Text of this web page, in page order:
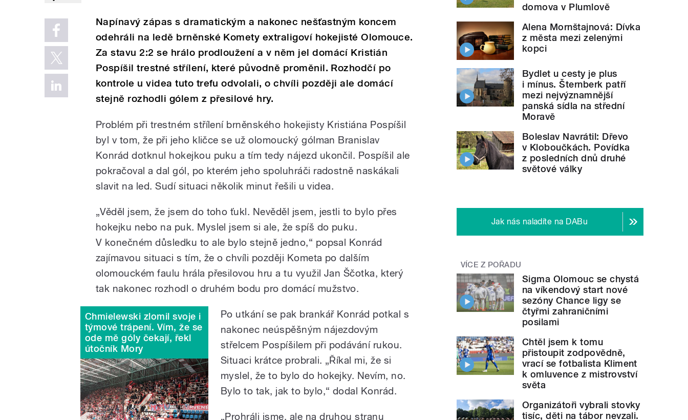
Napínavý zápas s dramatickým a nakonec nešťastným koncem
odehráli na ledě brněnské Komety extraligoví hokejisté Olomouce.
Za stavu 2:2 se hrálo prodloužení a v něm jel domácí Kristián
Pospíšil trestné střílení, které původně proměnil. Rozhodčí po
kontrole u videa tuto trefu odvolali, o chvíli později ale domácí
stejně rozhodli gólem z přesilové hry.
Problém při trestném střílení brněnského hokejisty Kristiána Pospíšil
byl v tom, že při jeho kličce se už olomoucký gólman Branislav
Konrád dotknul hokejkou puku a tím tedy nájezd ukončil. Pospíšil ale
pokračoval a dal gól, po kterém jeho spoluhráči radostně naskákali
slavit na led. Sudí situaci několik minut řešili u videa.
„Věděl jsem, že jsem do toho ťukl. Nevěděl jsem, jestli to bylo přes
hokejku nebo na puk. Myslel jsem si ale, že spíš do puku.
V konečném důsledku to ale bylo stejně jedno,“ popsal Konrád
zajímavou situaci s tím, že o chvíli později Kometa po dalším
olomouckém faulu hrála přesilovou hru a tu využil Jan Ščotka, který
tak nakonec rozhodl o druhém bodu pro domácí mužstvo.
Chmielewski zlomil svoje i
týmové trápení. Vím, že se
ode mě góly čekají, řekl
útočník Mory
Po utkání se pak brankář Konrád potkal s
nakonec neúspěšným nájezdovým
střelcem Pospíšilem při podávání rukou.
Situaci krátce probrali. „Říkal mi, že si
myslel, že to bylo do hokejky. Nevím, no.
Bylo to tak, jak to bylo,“ dodal Konrád.
„Prohráli jsme, ale na druhou stranu
domova v Plumlově
Alena Mornštajnová: Dívka
z města mezi zelenými
kopci
Bydlet u cesty je plus
i mínus. Šternberk patří
mezi nejvýznamnější
panská sídla na střední
Moravě
Boleslav Navrátil: Dřevo
v Kloboučkách. Povídka
z posledních dnů druhé
světové války
Jak nás naladíte na DABu
VÍCE Z POŘADU
Sigma Olomouc se chystá
na víkendový start nové
sezóny Chance ligy se
čtyřmi zahraničními
posilami
Chtěl jsem k tomu
přistoupit zodpovědně,
vrací se fotbalista Kliment
k omluvence z mistrovství
světa
Organizátoři vybrali stovky
tisíc, děti na tábor nevzali.